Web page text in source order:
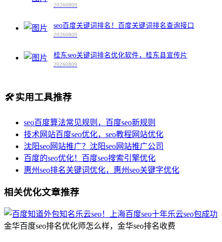
20260809
seo百度关键词排名！百度关键词排名查询接口
20260809
桂东seo关键词排名优化软件，桂东县宣传片
20260809
🛠️实用工具推荐
seo百度算法常见规则，百度seo新规则
技术网站百度seo优化，seo教程网站优化
沈阳seo网站推广？沈阳seo网站推广公司
百度的seo优化！百度seo搜索引擎优化
惠州seo排名关键词优化，惠州seo关键字优化
相关优化文章推荐
金华百度seo排名优化师怎么样，金华seo排名收费